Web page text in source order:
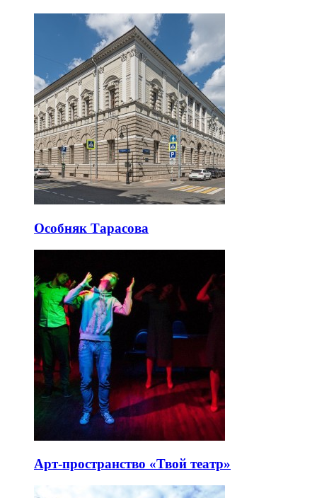
Особняк Тарасова
Арт-пространство «Твой театр»